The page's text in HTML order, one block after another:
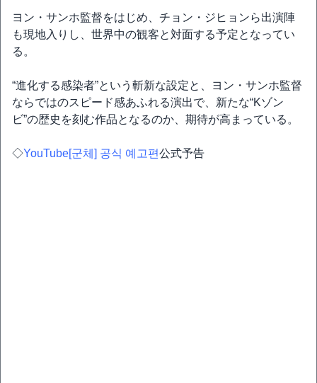
ヨン・サンホ監督をはじめ、チョン・ジヒョンら出演陣
も現地入りし、世界中の観客と対面する予定となってい
る。
“進化する感染者”という斬新な設定と、ヨン・サンホ監督
ならではのスピード感あふれる演出で、新たな“Kゾン
ビ”の歴史を刻む作品となるのか、期待が高まっている。
◇YouTube[군체] 공식 예고편公式予告